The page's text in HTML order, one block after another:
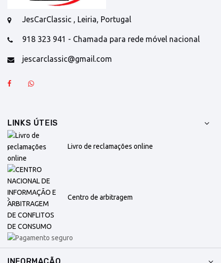
JesCarClassic , Leiria, Portugal
918 323 941 - Chamada para rede móvel nacional
jescarclassic@gmail.com
LINKS ÚTEIS
Livro de reclamações online
Centro de arbitragem
INFORMAÇÃO